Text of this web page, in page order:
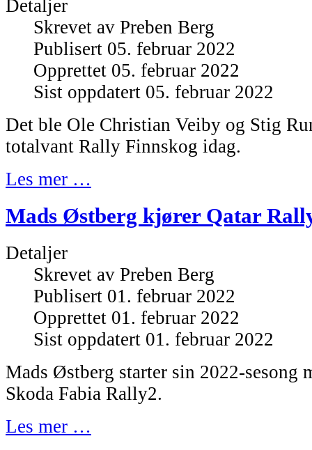
Detaljer
Skrevet av Preben Berg
Publisert 05. februar 2022
Opprettet 05. februar 2022
Sist oppdatert 05. februar 2022
Det ble Ole Christian Veiby og Stig
totalvant Rally Finnskog idag.
Les mer …
Mads Østberg kjører Qatar
Detaljer
Skrevet av Preben Berg
Publisert 01. februar 2022
Opprettet 01. februar 2022
Sist oppdatert 01. februar 2022
Mads Østberg starter sin 2022-sesong
Skoda Fabia Rally2.
Les mer …